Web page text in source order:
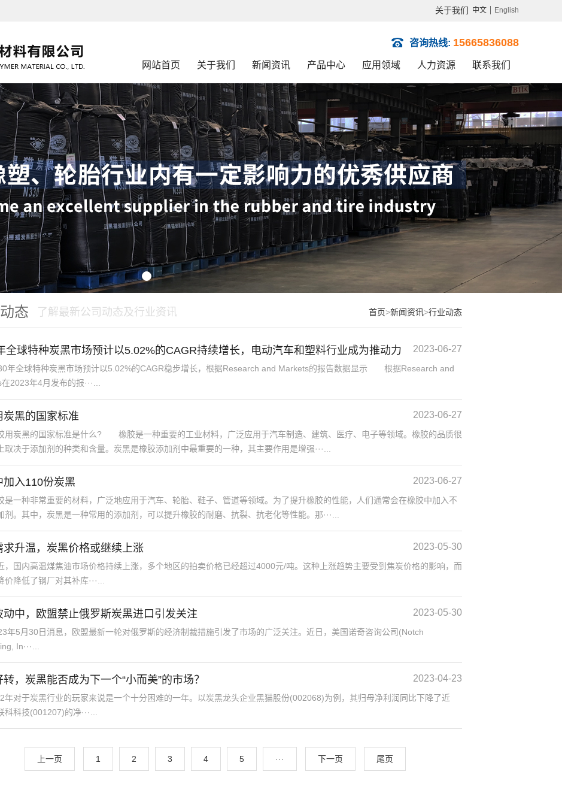
关于我们 中文 English
咨询热线: 15665836088
网站首页 关于我们 新闻资讯 产品中心 应用领域 人力资源 联系我们
态 了解最新公司动态及行业资讯 首页>新闻资讯>行业动态
全球特种炭黑市场预计以5.02%的CAGR持续增长，电动汽车和塑料行业成为推动力 2023-06-27
全球特种炭黑市场预计以5.02%的CAGR稳步增长，根据Research and Markets的报告数据显示 根据Research and
2023年4月发布的报···...
炭黑的国家标准 2023-06-27
炭黑的国家标准是什么? 橡胶是一种重要的工业材料，广泛应用于汽车制造、建筑、医疗、电子等领域。橡胶的品质很
取决于添加剂的种类和含量。炭黑是橡胶添加剂中最重要的一种，其主要作用是增强···...
加入110份炭黑 2023-06-27
种非常重要的材料，广泛地应用于汽车、轮胎、鞋子、管道等领域。为了提升橡胶的性能，人们通常会在橡胶中加入不
剂。其中，炭黑是一种常用的添加剂，可以提升橡胶的耐磨、抗裂、抗老化等性能。那···...
求升温，炭黑价格或继续上涨 2023-05-30
内高温煤焦油市场价格持续上涨，多个地区的拍卖价格已经超过4000元/吨。这种上涨趋势主要受到焦炭价格的影响，而
价降低了钢厂对其补库···...
动中，欧盟禁止俄罗斯炭黑进口引发关注 2023-05-30
5月30日消息，欧盟最新一轮对俄罗斯的经济制裁措施引发了市场的广泛关注。近日，美国诺奇咨询公司(Notch
In···...
，炭黑能否成为下一个“小而美”的市场？ 2023-04-23
对于炭黑行业的玩家来说是一个十分困难的一年。以炭黑龙头企业黑猫股份(002068)为例，其归母净利润同比下降了近
科科技(001207)的净···...
上一页 1 2 3 4 5 ··· 下一页 尾页